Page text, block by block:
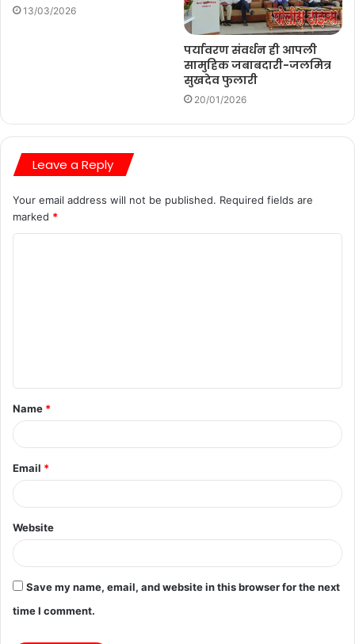
13/03/2026
पर्यावरण संवर्धन ही आपली
सामुहिक जबाबदारी-जलमित्र
सुखदेव फुलारी
20/01/2026
Leave a Reply
Your email address will not be published. Required fields are
marked *
Name *
Email *
Website
Save my name, email, and website in this browser for the next
time I comment.